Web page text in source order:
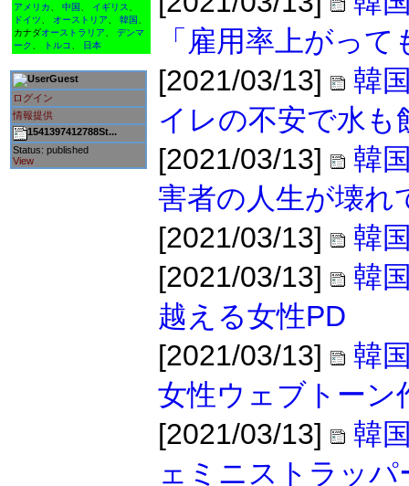
アメリカ 中国 イギリス
ドイツ
オーストリア 韓国
カナダオーストラリア
デンマ
ーク
トルコ 日本
Guest
ログイン
情報提供
1541397412788St...
Status: published
View
「雇用率上がっ
[2021/03/13]
韓
イレの不安で水も
[2021/03/13]
韓
害者の人生が壊れ
[2021/03/13]
韓
[2021/03/13]
韓
越える女性PD
[2021/03/13]
韓
女性ウェブトーン
[2021/03/13]
韓
ェミニストラッパ